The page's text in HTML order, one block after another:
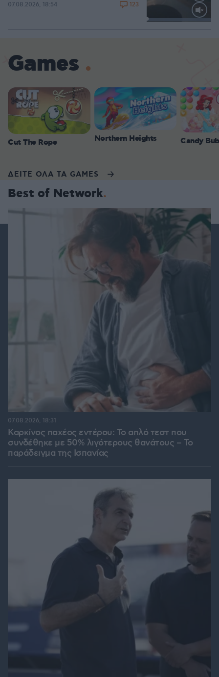
Loaded:
07.08.2026, 18:54 123
Games
Cut The Rope Northern Heights Candy
ΔΕΙΤΕ ΟΛΑ ΤΑ GAMES
Best of Network
Καρκίνος παχέος εντέρου: Το απλό τεστ που
συνδέθηκε με 50% λιγότερους θανάτους – Το
παράδειγμα της Ισπανίας
07.08.2026, 18:31